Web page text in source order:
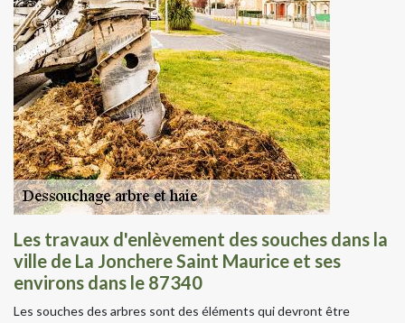
Les travaux d'enlèvement des souches dans la
ville de La Jonchere Saint Maurice et ses
environs dans le 87340
Les souches des arbres sont des éléments qui devront être